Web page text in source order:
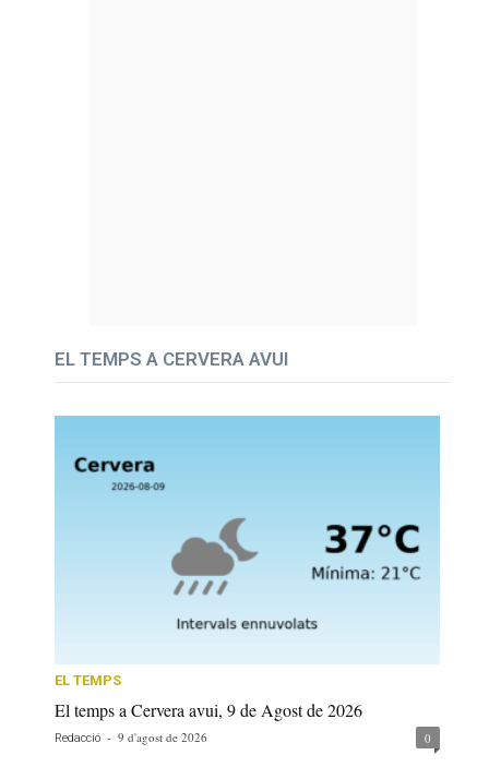
EL TEMPS A CERVERA AVUI
EL TEMPS
El temps a Cervera avui, 9 de Agost de 2026
Redacció - 9 d'agost de 2026 0